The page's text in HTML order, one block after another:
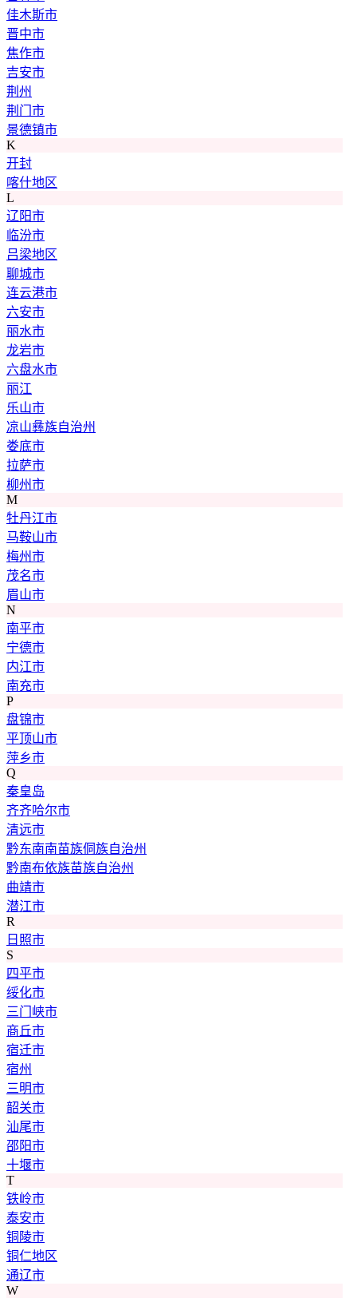
佳木斯市
晋中市
焦作市
吉安市
荆州
荆门市
景德镇市
K
开封
喀什地区
L
辽阳市
临汾市
吕梁地区
聊城市
连云港市
六安市
丽水市
龙岩市
六盘水市
丽江
乐山市
凉山彝族自治州
娄底市
拉萨市
柳州市
M
牡丹江市
马鞍山市
梅州市
茂名市
眉山市
N
南平市
宁德市
内江市
南充市
P
盘锦市
平顶山市
萍乡市
Q
秦皇岛
齐齐哈尔市
清远市
黔东南南苗族侗族自治州
黔南布依族苗族自治州
曲靖市
潜江市
R
日照市
S
四平市
绥化市
三门峡市
商丘市
宿迁市
宿州
三明市
韶关市
汕尾市
邵阳市
十堰市
T
铁岭市
泰安市
铜陵市
铜仁地区
通辽市
W